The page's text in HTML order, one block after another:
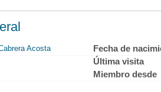
Acosta
Fecha de
Última visita
Miembro desde